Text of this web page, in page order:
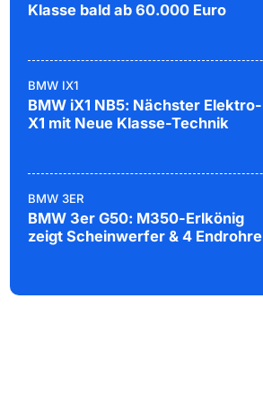
Klasse bald ab 60.000 Euro
BMW IX1
BMW iX1 NB5: Nächster Elektro-
X1 mit Neue Klasse-Technik
BMW 3ER
BMW 3er G50: M350-Erlkönig
zeigt Scheinwerfer & 4 Endrohre